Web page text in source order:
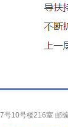
号10号楼216室